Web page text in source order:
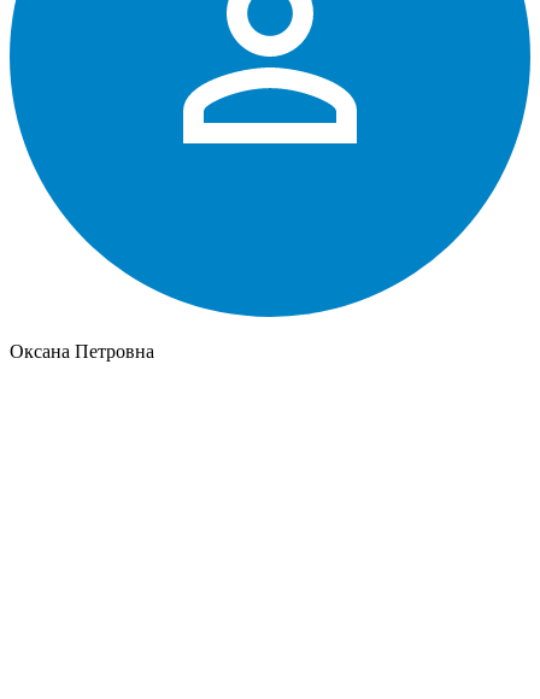
Оксана Петровна